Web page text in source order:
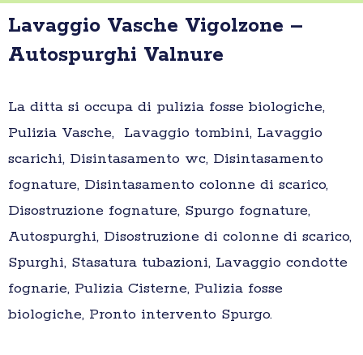
Lavaggio Vasche Vigolzone –
Autospurghi Valnure
La ditta si occupa di pulizia fosse biologiche,
Pulizia Vasche, Lavaggio tombini, Lavaggio
scarichi, Disintasamento wc, Disintasamento
fognature, Disintasamento colonne di scarico,
Disostruzione fognature, Spurgo fognature,
Autospurghi, Disostruzione di colonne di scarico,
Spurghi, Stasatura tubazioni, Lavaggio condotte
fognarie, Pulizia Cisterne, Pulizia fosse
biologiche, Pronto intervento Spurgo.